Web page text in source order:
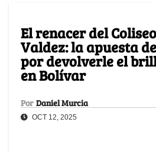
El renacer del
Valdez: la apuesta
por devolverle el
en Bolívar
Por Daniel Murcia
OCT 12, 2025